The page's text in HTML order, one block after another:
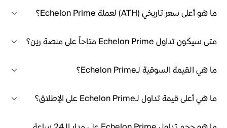
ما هو أعلى سعر تاريخي (ATH) لعملة Echelon Prime؟
متى سيكون تداول Echelon Prime متاحاً على منصة رين؟
ما هي القيمة السوقية لـEchelon Prime؟
ما هي أعلى قيمة تداول لـEchelon Prime على الإطلاق؟